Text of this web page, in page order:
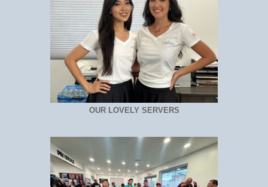
OUR LOVELY SERVERS